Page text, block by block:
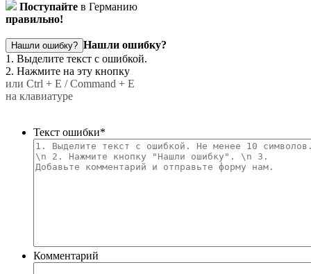
Поступайте в Германию
правильно!
Нашли ошибку? Нашли ошибку?
1. Выделите текст с ошибкой.
2. Нажмите на эту кнопку
или Ctrl + E / Command + E
на клавиатуре
Текст ошибки*
Комментарий